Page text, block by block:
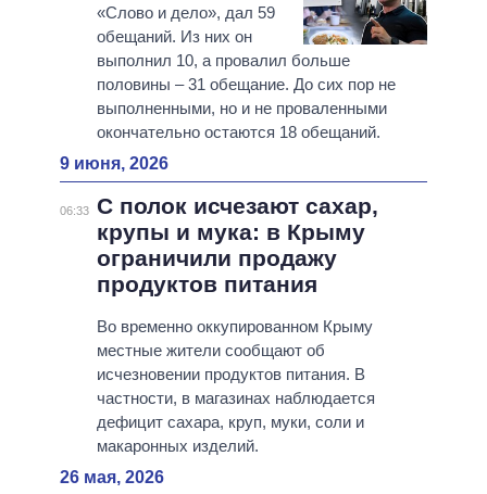
«Слово и дело», дал 59
обещаний. Из них он
выполнил 10, а провалил больше
половины – 31 обещание. До сих пор не
выполненными, но и не проваленными
окончательно остаются 18 обещаний.
9 июня, 2026
06:33 С полок исчезают сахар,
крупы и мука: в Крыму
ограничили продажу
продуктов питания
Во временно оккупированном Крыму
местные жители сообщают об
исчезновении продуктов питания. В
частности, в магазинах наблюдается
дефицит сахара, круп, муки, соли и
макаронных изделий.
26 мая, 2026